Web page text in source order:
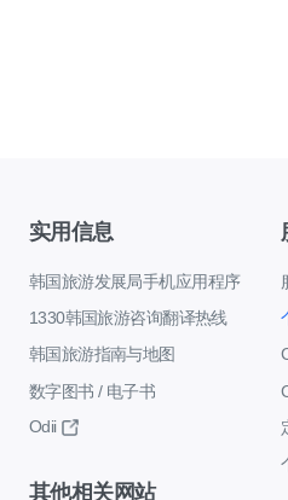
实用信息
韩国旅游发展局手机应用程序
1330韩国旅游咨询翻译热线
韩国旅游指南与地图
数字图书 / 电子书
Odii
其他相关网站